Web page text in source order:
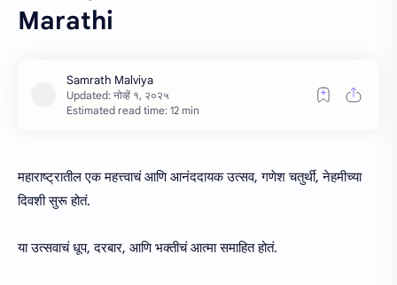
Marathi
Estimated read time: 12 min
महाराष्ट्रातील एक महत्त्वाचं आणि आनंददायक उत्सव, गणेश चतुर्थी, नेहमीच्या
दिवशी सुरू होतं.
या उत्सवाचं धूप, दरबार, आणि भक्तीचं आत्मा समाहित होतं.